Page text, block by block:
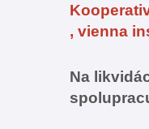
, vienna
Na